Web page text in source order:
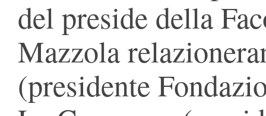
del preside della
Mazzola
(presidente